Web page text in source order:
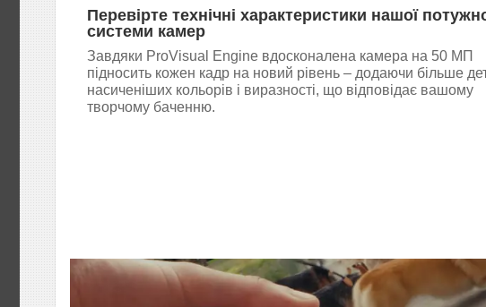
Перевірте технічні характеристики нашої
системи камер
Завдяки ProVisual Engine вдосконалена камера на 50 МП
підносить кожен кадр на новий рівень – додаючи більше
насиченіших кольорів і виразності, що відповідає вашому
творчому баченню.